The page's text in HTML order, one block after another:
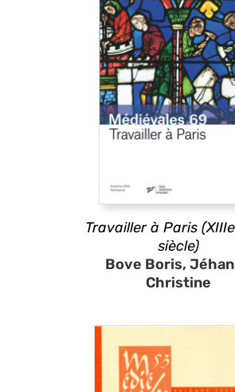
Travailler à Paris
siècle)
Bove Boris,
Christine